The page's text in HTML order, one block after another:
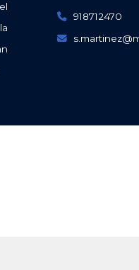
918712470
s.martinez